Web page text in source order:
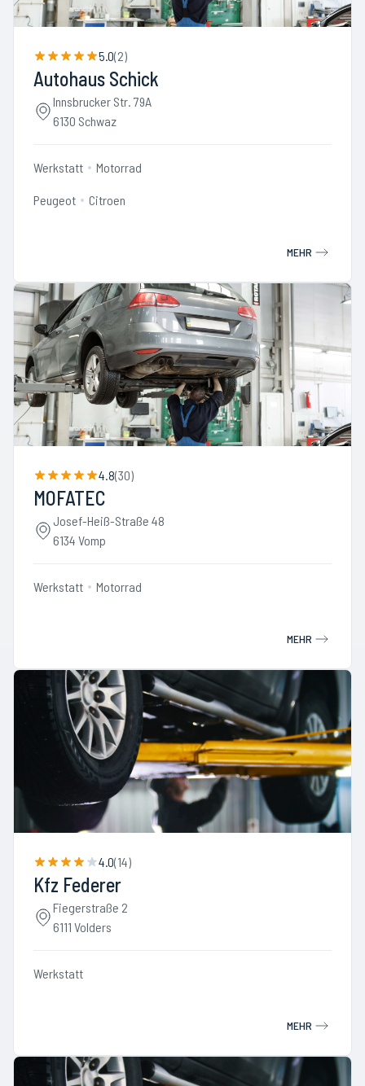
5.0(2)
Autohaus Schick
Innsbrucker Str. 79A
6130 Schwaz
Werkstatt Motorrad
Peugeot Citroen
MEHR
4.8(30)
MOFATEC
Josef-Heiß-Straße 48
6134 Vomp
Werkstatt Motorrad
MEHR
4.0(14)
Kfz Federer
Fiegerstraße 2
6111 Volders
Werkstatt
MEHR